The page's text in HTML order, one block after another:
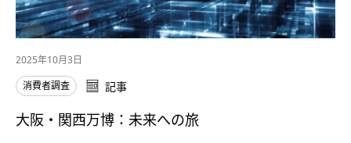
2025年10月3日
消費者調査
記事
大阪・関西万博：未来への旅